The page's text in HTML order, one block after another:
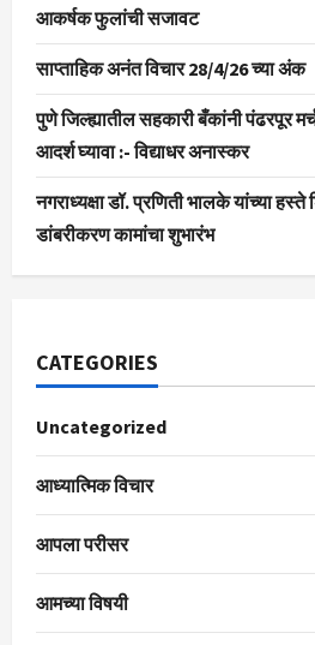
आकर्षक फुलांची सजावट
साप्ताहिक अनंत विचार 28/4/26 च्या अंक
पुणे जिल्ह्यातील सहकारी बँकांनी पंढरपूर
आदर्श घ्यावा :- विद्याधर अनास्कर
नगराध्यक्षा डॉ. प्रणिती भालके यांच्या
डांबरीकरण कामांचा शुभारंभ
CATEGORIES
Uncategorized
आध्यात्मिक विचार
आपला परीसर
आमच्या विषयी